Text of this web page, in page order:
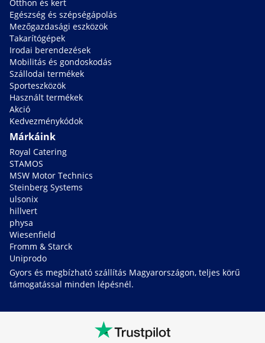
Otthon és kert
Egészség és szépségápolás
Mezőgazdasági eszközök
Takarítógépek
Irodai berendezések
Mobilitás és gondoskodás
Szállodai termékek
Sporteszközök
Használt termékek
Akció
Kedvezménykódok
Márkáink
Royal Catering
STAMOS
MSW Motor Technics
Steinberg Systems
ulsonix
hillvert
physa
Wiesenfield
Fromm & Starck
Uniprodo
Gyors és megbízható szállítás Magyarországon, teljes körű
támogatással minden lépésnél.